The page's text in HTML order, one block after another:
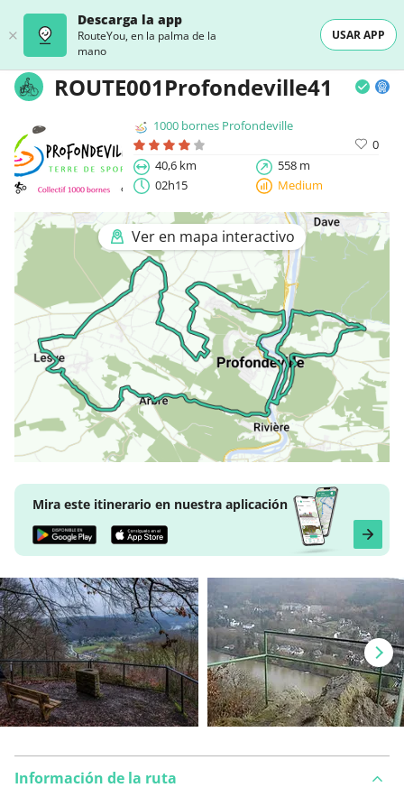
Descarga la app
RouteYou, en la palma de la
mano
USAR APP
ROUTE001Profondeville41
1000 bornes Profondeville
0
40,6 km
558 m
02h15
Medium
Ver en mapa interactivo
Mira este itinerario en nuestra aplicación
Información de la ruta